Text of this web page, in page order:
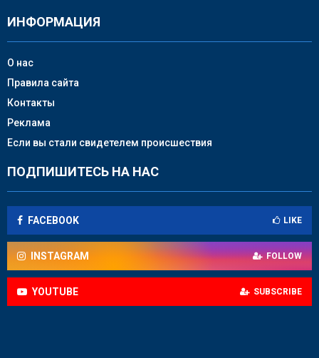
ИНФОРМАЦИЯ
О нас
Правила сайта
Контакты
Реклама
Если вы стали свидетелем происшествия
ПОДПИШИТЕСЬ НА НАС
FACEBOOK LIKE
INSTAGRAM FOLLOW
YOUTUBE SUBSCRIBE